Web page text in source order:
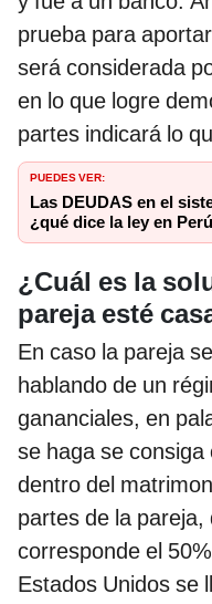
prueba para
será considerada
en lo que logre
partes indicará lo
PUEDES VER:
Las DEUDAS en el
¿qué dice la ley en
¿Cuál es la
pareja esté
En caso la pareja
hablando de un
gananciales, en
se haga se
dentro del
partes de la
corresponde el
Estados Unidos se